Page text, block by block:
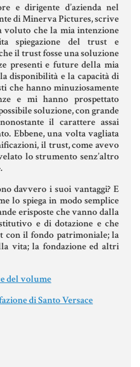
e dirigente d’azienda nel
di Minerva Pictures, scrive
voluto che la mia intenzione
spiegazione del trust e
il trust fosse una soluzione
presenti e future della mia
disponibilità e la capacità di
che hanno minuziosamente
e mi hanno prospettato
soluzione, con grande
il carattere assai
Ebbene, una volta vagliata
il trust, come avevo
lo strumento senz’altro
davvero i suoi vantaggi? E
lo spiega in modo semplice
erisposte che vanno dalla
e di dotazione e che
il fondo patrimoniale; la
vita; la fondazione ed altri
del volume
di Santo Versace